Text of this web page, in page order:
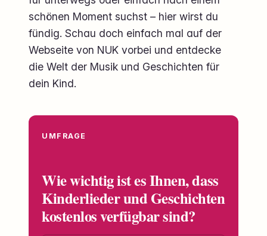
schönen Moment suchst – hier wirst du
fündig. Schau doch einfach mal auf der
Webseite von NUK vorbei und entdecke
die Welt der Musik und Geschichten für
dein Kind.
UMFRAGE
Wie wichtig ist es Ihnen, dass
Kinderlieder und Geschichten
kostenlos verfügbar sind?